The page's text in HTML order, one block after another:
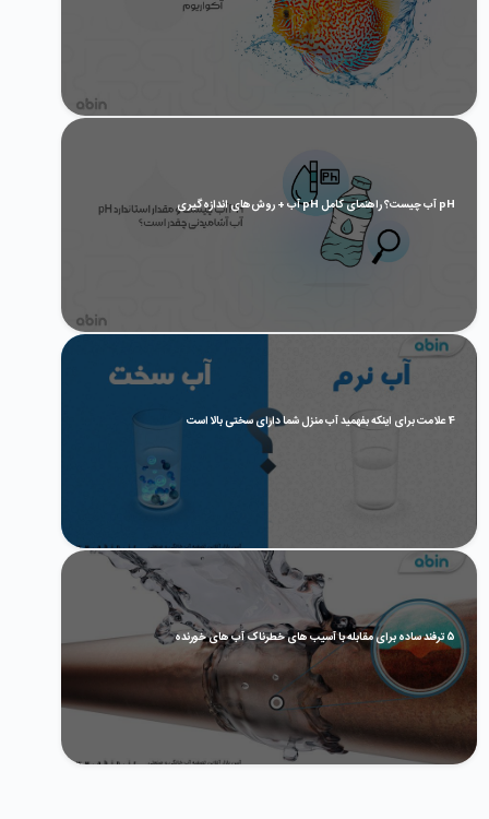
pH آب چیست؟ راهنمای کامل pH آب + روش‌های اندازه‌گیری
4 علامت برای اینکه بفهمید آب منزل شما دارای سختی بالا است
5 ترفند ساده برای مقابله با آسیب های خطرناک آب های خورنده